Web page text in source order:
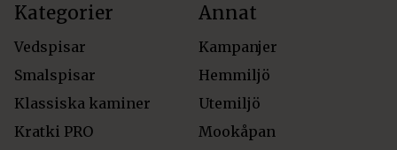
Kategorier
Vedspisar
Smalspisar
Klassiska kaminer
Kratki PRO
Annat
Kampanjer
Hemmiljö
Utemiljö
Mookåpan